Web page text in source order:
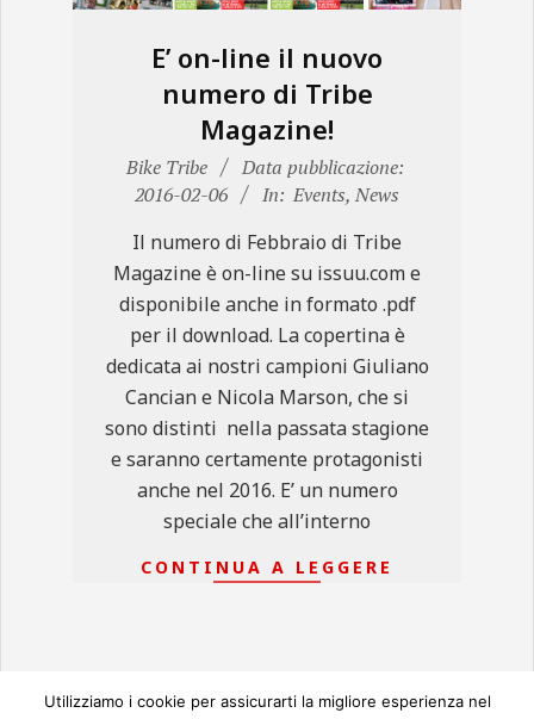
E’ on-line il nuovo
numero di Tribe
Magazine!
2016-
Bike Tribe
Data pubblicazione:
2016-02-06
In: Events, News
Il numero di Febbraio di Tribe
Magazine è on-line su issuu.com e
disponibile anche in formato .pdf
per il download. La copertina è
dedicata ai nostri campioni Giuliano
Cancian e Nicola Marson, che si
sono distinti nella passata stagione
e saranno certamente protagonisti
anche nel 2016. E’ un numero
speciale che all’interno
CONTINUA A LEGGERE
Utilizziamo i cookie per assicurarti la migliore esperienza nel